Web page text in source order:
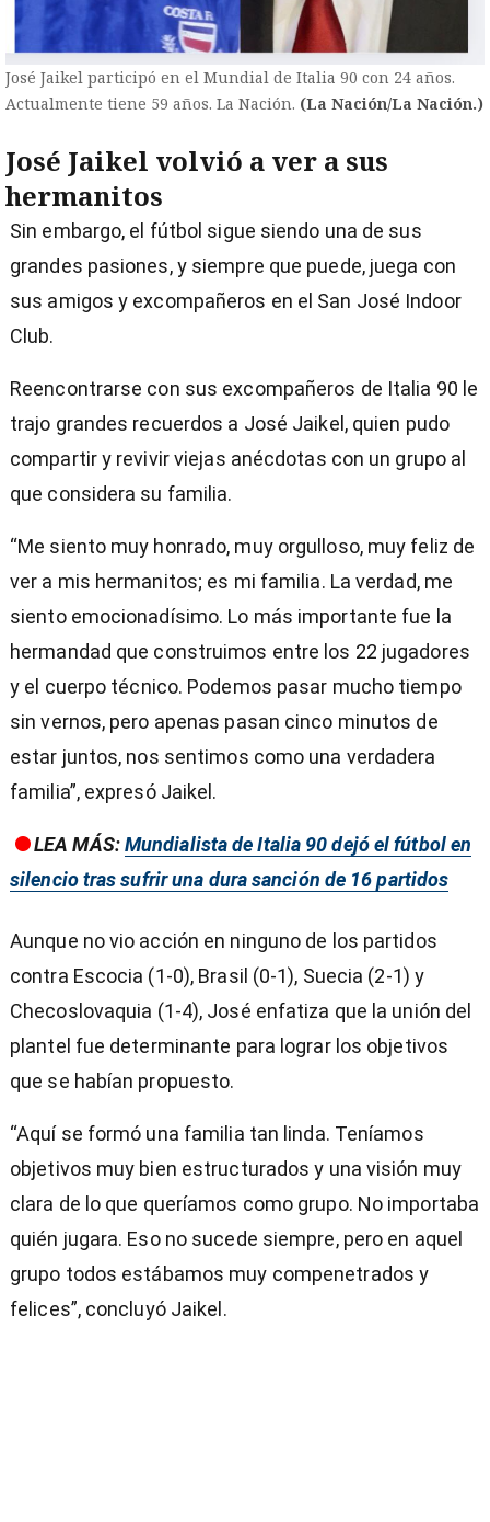
José Jaikel participó en el Mundial de Italia 90 con 24 años.
Actualmente tiene 59 años. La Nación. (La Nación/La Nación.)
José Jaikel volvió a ver a sus
hermanitos
Sin embargo, el fútbol sigue siendo una de sus
grandes pasiones, y siempre que puede, juega con
sus amigos y excompañeros en el San José Indoor
Club.
Reencontrarse con sus excompañeros de Italia 90 le
trajo grandes recuerdos a José Jaikel, quien pudo
compartir y revivir viejas anécdotas con un grupo al
que considera su familia.
“Me siento muy honrado, muy orgulloso, muy feliz de
ver a mis hermanitos; es mi familia. La verdad, me
siento emocionadísimo. Lo más importante fue la
hermandad que construimos entre los 22 jugadores
y el cuerpo técnico. Podemos pasar mucho tiempo
sin vernos, pero apenas pasan cinco minutos de
estar juntos, nos sentimos como una verdadera
familia”, expresó Jaikel.
LEA MÁS:Mundialista de Italia 90 dejó el fútbol en
silencio tras sufrir una dura sanción de 16 partidos
Aunque no vio acción en ninguno de los partidos
contra Escocia (1-0), Brasil (0-1), Suecia (2-1) y
Checoslovaquia (1-4), José enfatiza que la unión del
plantel fue determinante para lograr los objetivos
que se habían propuesto.
“Aquí se formó una familia tan linda. Teníamos
objetivos muy bien estructurados y una visión muy
clara de lo que queríamos como grupo. No importaba
quién jugara. Eso no sucede siempre, pero en aquel
grupo todos estábamos muy compenetrados y
felices”, concluyó Jaikel.